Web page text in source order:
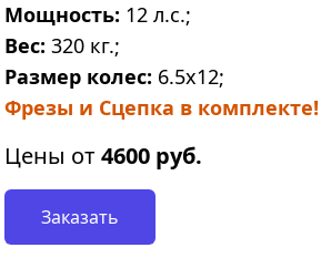
Мощность: 12 л.с.;
Вес: 320 кг.;
Размер колес: 6.5х12;
Фрезы и Сцепка в комплекте!
Цены от4600 руб.
Заказать